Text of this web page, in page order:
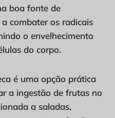
boa fonte de
combater os radicais
o envelhecimento
do corpo.
é uma opção prática
a ingestão de frutas no
a saladas,